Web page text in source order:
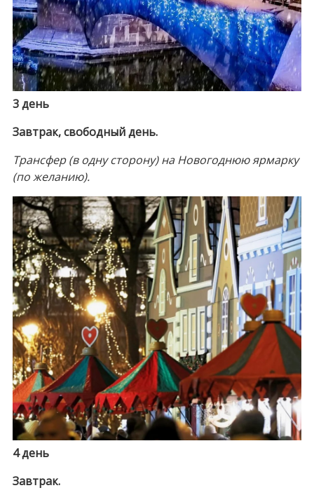
3 день
Завтрак, свободный день.
Трансфер (в одну сторону) на Новогоднюю ярмарку
(по желанию).
4 день
Завтрак.